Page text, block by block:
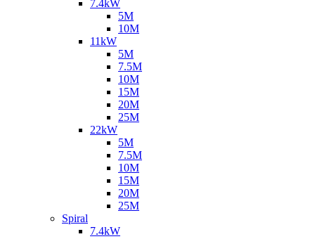
7.4kW
5M
10M
11kW
5M
7.5M
10M
15M
20M
25M
22kW
5M
7.5M
10M
15M
20M
25M
Spiral
7.4kW